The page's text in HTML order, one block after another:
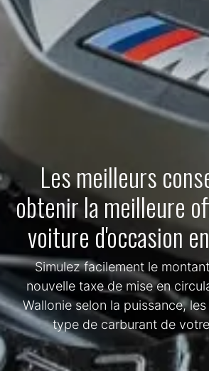
Les meilleurs
obtenir la meilleure
voiture d'occasion
Simulez facilement le
nouvelle taxe de mise en
Wallonie selon la puissance,
type de carburant de